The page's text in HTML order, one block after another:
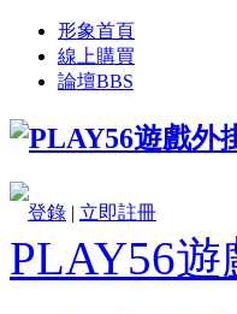
形象首頁
線上購買
論壇BBS
登錄 | 立即註冊
PLAY56